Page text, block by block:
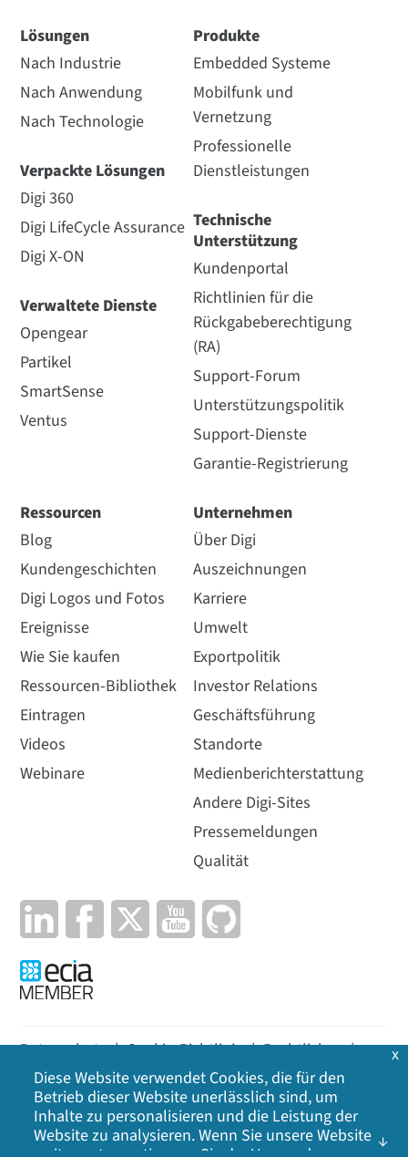
Lösungen
Nach Industrie
Nach Anwendung
Nach Technologie
Verpackte Lösungen
Digi 360
Digi LifeCycle Assurance
Digi X-ON
Verwaltete Dienste
Opengear
Partikel
SmartSense
Ventus
Produkte
Embedded Systeme
Mobilfunk und
Vernetzung
Professionelle
Dienstleistungen
Technische
Unterstützung
Kundenportal
Richtlinien für die
Rückgabeberechtigung
(RA)
Support-Forum
Unterstützungspolitik
Support-Dienste
Garantie-Registrierung
Ressourcen
Blog
Kundengeschichten
Digi Logos und Fotos
Ereignisse
Wie Sie kaufen
Ressourcen-Bibliothek
Eintragen
Videos
Webinare
Unternehmen
Über Digi
Auszeichnungen
Karriere
Umwelt
Exportpolitik
Investor Relations
Geschäftsführung
Standorte
Medienberichterstattung
Andere Digi-Sites
Pressemeldungen
Qualität
Datenschutz | Cookie-Richtlinie | Rechtliches |
Lageplan
©2026Digi International Inc. Alle Rechte
Diese Website verwendet Cookies, die für den
Betrieb dieser Website unerlässlich sind, um
Inhalte zu personalisieren und die Leistung der
Website zu analysieren. Wenn Sie unsere Website
x